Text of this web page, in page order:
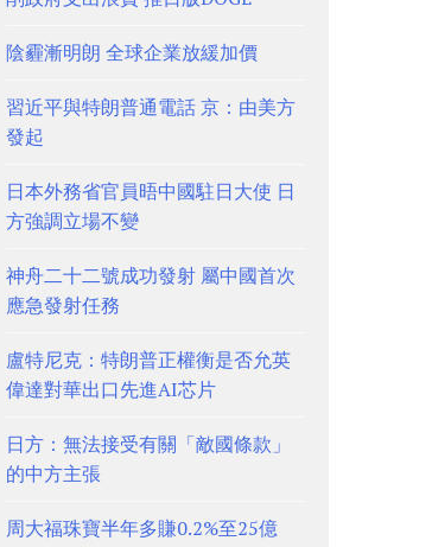
陰霾漸明朗 全球企業放緩加價
習近平與特朗普通電話 京：由美方
發起
日本外務省官員晤中國駐日大使 日
方強調立場不變
神舟二十二號成功發射 屬中國首次
應急發射任務
盧特尼克：特朗普正權衡是否允英
偉達對華出口先進AI芯片
日方：無法接受有關「敵國條款」
的中方主張
周大福珠寶半年多賺0.2%至25億